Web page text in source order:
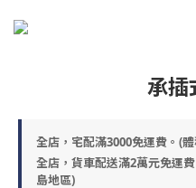
承插
全店，宅配滿3000免運費。(
全店，貨車配送滿2萬元免運
島地區)